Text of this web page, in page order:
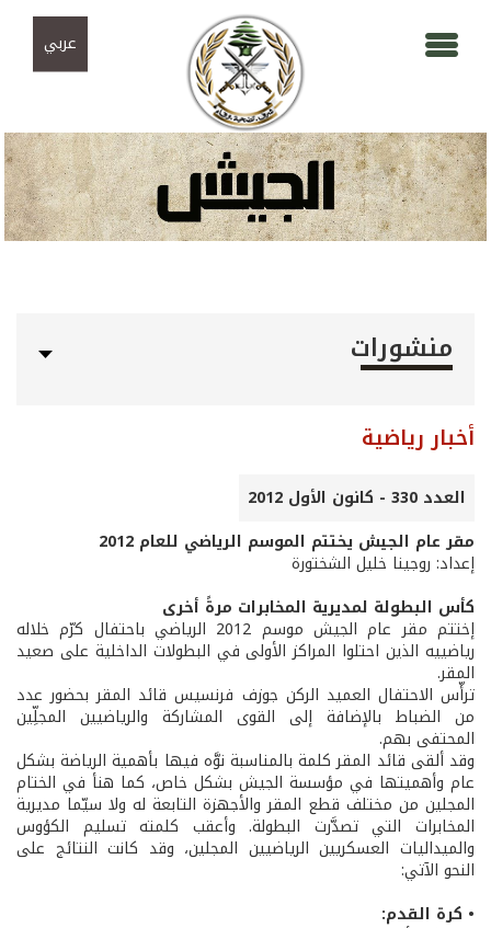
عربي
منشورات
أخبار رياضية
العدد 330 - كانون الأول 2012
مقر عام الجيش يختتم الموسم الرياضي للعام 2012
إعداد: روجينا خليل الشختورة
كأس البطولة لمديرية المخابرات مرةً أخرى
إختتم مقر عام الجيش موسم 2012 الرياضي باحتفال كرّم خلاله
رياضييه الذين احتلوا المراكز الأولى في البطولات الداخلية على صعيد
المقر.
ترأّس الاحتفال العميد الركن جوزف فرنسيس قائد المقر بحضور عدد
من الضباط بالإضافة إلى القوى المشاركة والرياضيين المجلِّين
المحتفى بهم.
وقد ألقى قائد المقر كلمة بالمناسبة نوَّه فيها بأهمية الرياضة بشكل
عام وأهميتها في مؤسسة الجيش بشكل خاص، كما هنأ في الختام
المجلين من مختلف قطع المقر والأجهزة التابعة له ولا سيّما مديرية
المخابرات التي تصدَّرت البطولة. وأعقب كلمته تسليم الكؤوس
والميداليات العسكريين الرياضيين المجلين، وقد كانت النتائج على
النحو الآتي:
• كرة القدم: